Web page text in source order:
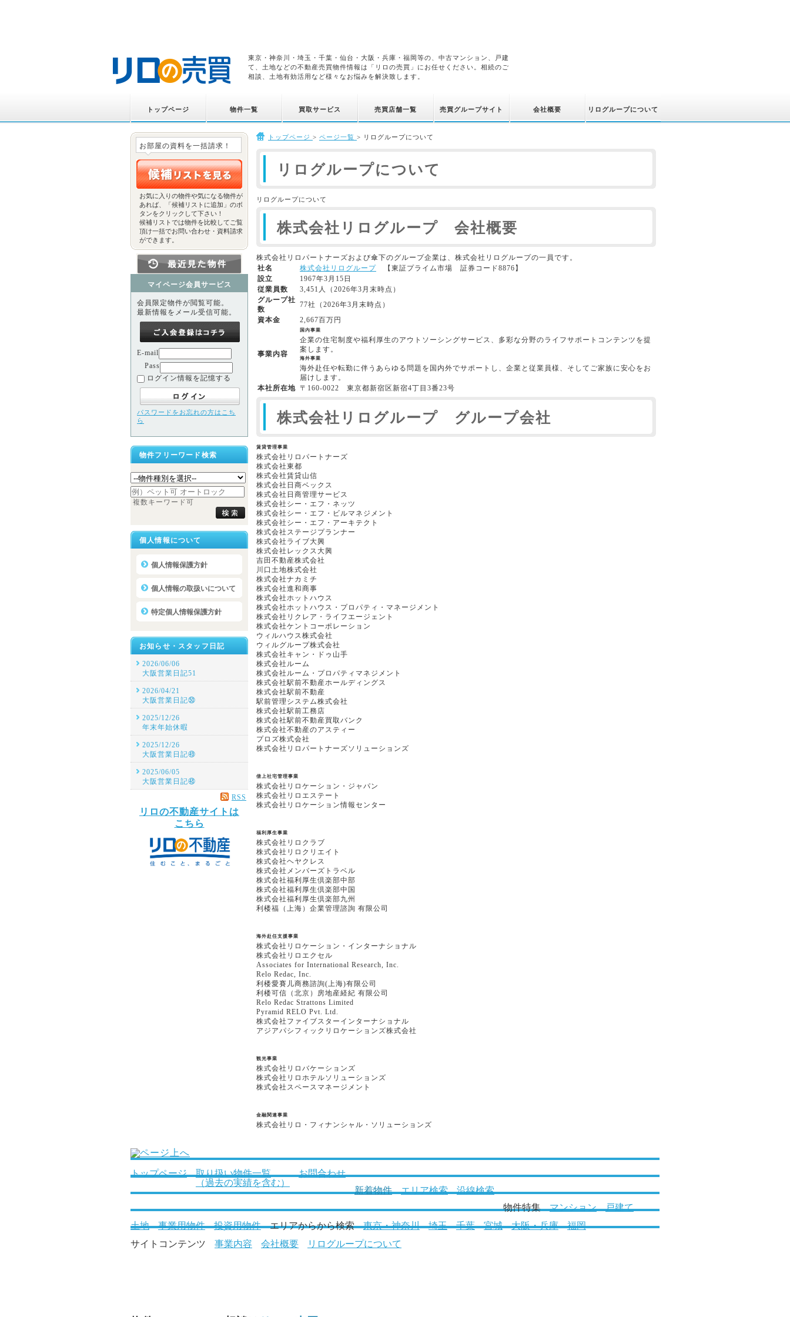
東京・神奈川・埼玉・千葉・仙台・大阪・兵庫・福岡等の、中古マンション、戸建
て、土地などの不動産売買物件情報は「リロの売買」にお任せください。相続のご
相談、土地有効活用など様々なお悩みを解決致します。
トップページ 物件一覧 買取サービス 売買店舗一覧 売買グループサイト 会社概要 リログループについて
トップページ > ページ一覧 > リログループについて
リログループについて
リログループについて
株式会社リログループ 会社概要
株式会社リロパートナーズおよび傘下のグループ企業は、株式会社リログループの一員です。
社名
株式会社リログループ 【東証プライム市場 証券コード8876】
設立
1967年3月15日
従業員数
3,451人（2026年3月末時点）
グループ社
数
77社（2026年3月末時点）
資本金
2,667百万円
事業内容
国内事業
企業の住宅制度や福利厚生のアウトソーシングサービス、多彩な分野のライフサポートコンテンツを提
案します。
海外事業
海外赴任や転勤に伴うあらゆる問題を国内外でサポートし、企業と従業員様、そしてご家族に安心をお
届けします。
本社所在地 〒160-0022 東京都新宿区新宿4丁目3番23号
株式会社リログループ グループ会社
賃貸管理事業
株式会社リロパートナーズ
株式会社東都
株式会社賃貸山信
株式会社日商ベックス
株式会社日商管理サービス
株式会社シー・エフ・ネッツ
株式会社シー・エフ・ビルマネジメント
株式会社シー・エフ・アーキテクト
株式会社ステージプランナー
株式会社ライブ大興
株式会社レックス大興
吉田不動産株式会社
川口土地株式会社
株式会社ナカミチ
株式会社進和商事
株式会社ホットハウス
株式会社ホットハウス・プロパティ・マネージメント
株式会社リクレア・ライフエージェント
株式会社ケントコーポレーション
ウィルハウス株式会社
ウィルグループ株式会社
株式会社キャン・ドゥ山手
株式会社ルーム
株式会社ルーム・プロパティマネジメント
株式会社駅前不動産ホールディングス
株式会社駅前不動産
駅前管理システム株式会社
株式会社駅前工務店
株式会社駅前不動産買取バンク
株式会社不動産のアスティー
プロズ株式会社
株式会社リロパートナーズソリューションズ
借上社宅管理事業
株式会社リロケーション・ジャパン
株式会社リロエステート
株式会社リロケーション情報センター
福利厚生事業
株式会社リロクラブ
株式会社リロクリエイト
株式会社ヘヤクレス
株式会社メンバーズトラベル
株式会社福利厚生倶楽部中部
株式会社福利厚生倶楽部中国
株式会社福利厚生倶楽部九州
利楼福（上海）企業管理諮詢 有限公司
海外赴任支援事業
株式会社リロケーション・インターナショナル
株式会社リロエクセル
Associates for International Research, Inc.
Relo Redac, Inc.
利楼愛賽儿商務諮詢(上海)有限公司
利楼可信（北京）房地産経紀 有限公司
Relo Redac Strattons Limited
Pyramid RELO Pvt. Ltd.
株式会社ファイブスターインターナショナル
アジアパシフィックリロケーションズ株式会社
観光事業
株式会社リロバケーションズ
株式会社リロホテルソリューションズ
株式会社スペースマネージメント
金融関連事業
株式会社リロ・フィナンシャル・ソリューションズ
お部屋の資料を一括請求！
お気に入りの物件や気になる物件が
あれば、「候補リストに追加」のボ
タンをクリックして下さい！
候補リストでは物件を比較してご覧
頂け一括でお問い合わせ・資料請求
ができます。
マイページ会員サービス
会員限定物件が閲覧可能。
最新情報をメール受信可能。
E-mail
Pass
ログイン情報を記憶する
パスワードをお忘れの方はこち
ら
物件フリーワード検索
複数キーワード可
個人情報について
個人情報保護方針
個人情報の取扱いについて
特定個人情報保護方針
お知らせ・スタッフ日記
2026/06/06
大阪営業日記51
2026/04/21
大阪営業日記㊿
2025/12/26
年末年始休暇
2025/12/26
大阪営業日記㊾
2025/06/05
大阪営業日記㊽
RSS
リロの不動産サイトは
こちら
トップページ
取り扱い物件一覧
（過去の実績を含む）
お問合わせ
新着物件
エリア検索
沿線検索
物件特集
マンション
戸建て
土地
事業用物件 投資用物件 エリアからから検索 東京・神奈川 埼玉 千葉 宮城 大阪・兵庫
福岡
サイトコンテンツ
事業内容 会社概要 リログループについて